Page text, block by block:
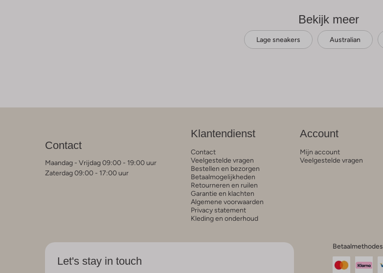
Bekijk meer
Lage sneakers Australian
Contact
Maandag - Vrijdag 09:00 - 19:00 uur
Zaterdag 09:00 - 17:00 uur
Klantendienst
Contact
Veelgestelde vragen
Bestellen en bezorgen
Betaalmogelijkheden
Retourneren en ruilen
Garantie en klachten
Algemene voorwaarden
Privacy statement
Kleding en onderhoud
Account
Mijn account
Veelgestelde vragen
Let's stay in touch
Betaalmethodes